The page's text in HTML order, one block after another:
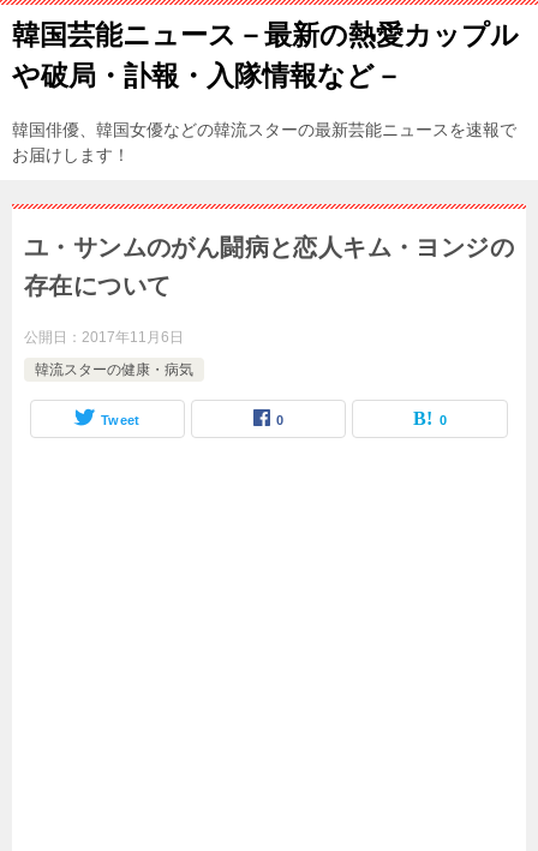
韓国芸能ニュース－最新の熱愛カップル
や破局・訃報・入隊情報など－
韓国俳優、韓国女優などの韓流スターの最新芸能ニュースを速報で
お届けします！
ユ・サンムのがん闘病と恋人キム・ヨンジの
存在について
公開日： 2017年11月6日
韓流スターの健康・病気
Tweet 0 0